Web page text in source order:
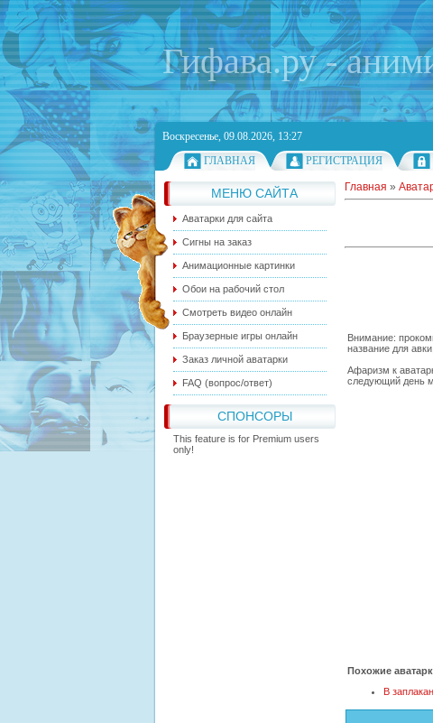
Гифава.ру -
Воскресенье, 09.08.2026, 13:27
ГЛАВНАЯ
РЕГИСТРАЦИЯ
МЕНЮ САЙТА
Аватарки для сайта
Сигны на заказ
Анимационные картинки
Обои на рабочий стол
Смотреть видео онлайн
Браузерные игры онлайн
Заказ личной аватарки
FAQ (вопрос/ответ)
СПОНСОРЫ
This feature is for Premium users
only!
Главная »
Внимание:
название для
Афаризм к
следующий день
Похожие
В